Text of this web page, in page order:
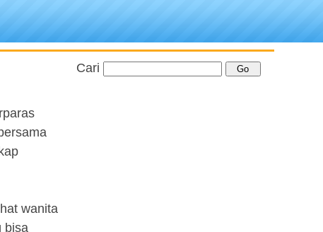
wanita
bisa
Cari